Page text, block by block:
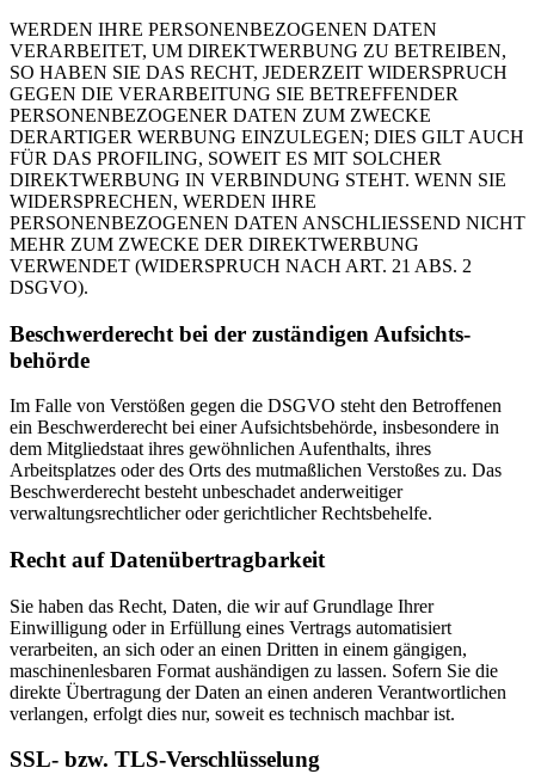
WERDEN IHRE PERSONENBEZOGENEN DATEN
VERARBEITET, UM DIREKTWERBUNG ZU BETREIBEN,
SO HABEN SIE DAS RECHT, JEDERZEIT WIDERSPRUCH
GEGEN DIE VERARBEITUNG SIE BETREFFENDER
PERSONENBEZOGENER DATEN ZUM ZWECKE
DERARTIGER WERBUNG EINZULEGEN; DIES GILT AUCH
FÜR DAS PROFILING, SOWEIT ES MIT SOLCHER
DIREKTWERBUNG IN VERBINDUNG STEHT. WENN SIE
WIDERSPRECHEN, WERDEN IHRE
PERSONENBEZOGENEN DATEN ANSCHLIESSEND NICHT
MEHR ZUM ZWECKE DER DIREKTWERBUNG
VERWENDET (WIDERSPRUCH NACH ART. 21 ABS. 2
DSGVO).
Beschwerde­recht bei der zuständigen Aufsichts­
behörde
Im Falle von Verstößen gegen die DSGVO steht den Betroffenen
ein Beschwerderecht bei einer Aufsichtsbehörde, insbesondere in
dem Mitgliedstaat ihres gewöhnlichen Aufenthalts, ihres
Arbeitsplatzes oder des Orts des mutmaßlichen Verstoßes zu. Das
Beschwerderecht besteht unbeschadet anderweitiger
verwaltungsrechtlicher oder gerichtlicher Rechtsbehelfe.
Recht auf Daten­übertrag­barkeit
Sie haben das Recht, Daten, die wir auf Grundlage Ihrer
Einwilligung oder in Erfüllung eines Vertrags automatisiert
verarbeiten, an sich oder an einen Dritten in einem gängigen,
maschinenlesbaren Format aushändigen zu lassen. Sofern Sie die
direkte Übertragung der Daten an einen anderen Verantwortlichen
verlangen, erfolgt dies nur, soweit es technisch machbar ist.
SSL- bzw. TLS-Verschlüsselung